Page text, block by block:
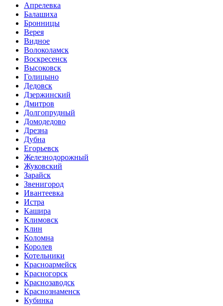
Апрелевка
Балашиха
Бронницы
Верея
Видное
Волоколамск
Воскресенск
Высоковск
Голицыно
Дедовск
Дзержинский
Дмитров
Долгопрудный
Домодедово
Дрезна
Дубна
Егорьевск
Железнодорожный
Жуковский
Зарайск
Звенигород
Ивантеевка
Истра
Кашира
Климовск
Клин
Коломна
Королев
Котельники
Красноармейск
Красногорск
Краснозаводск
Краснознаменск
Кубинка